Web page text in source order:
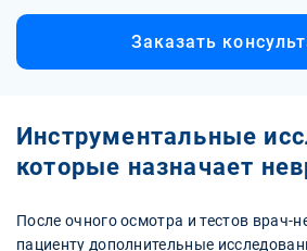
Заказать
Инструментальные
которые назначает
После очного осмотра и тестов врач-
пациенту дополнительные